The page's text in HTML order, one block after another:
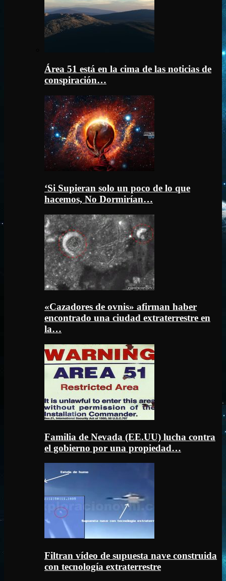
Área 51 está en la cima de las noticias de
conspiración…
‘Si Supieran solo un poco de lo que
hacemos, No Dormirían…
«Cazadores de ovnis» afirman haber
encontrado una ciudad extraterrestre en
la…
Familia de Nevada (EE.UU) lucha contra
el gobierno por una propiedad…
Filtran vídeo de supuesta nave construida
con tecnología extraterrestre